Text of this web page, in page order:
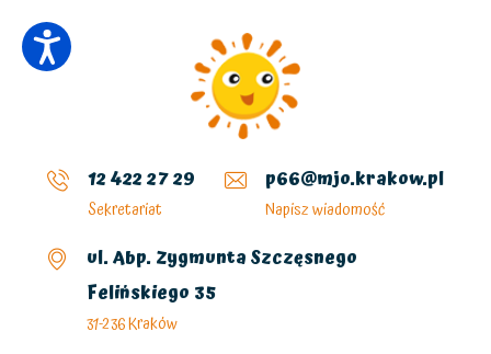
12 422 27 29
Sekretariat
p66@mjo.krakow.pl
Napisz wiadomość
ul. Abp. Zygmunta Szczęsnego
Felińskiego 35
31-236 Kraków